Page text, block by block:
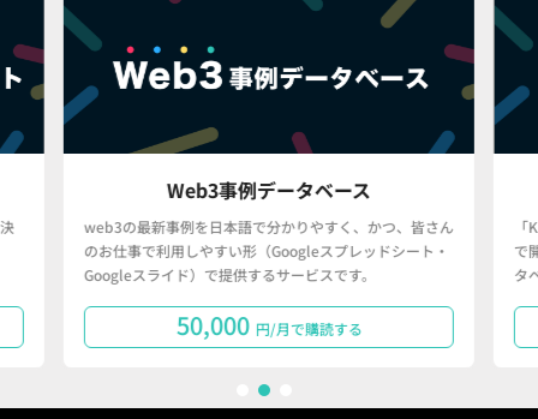
Web3事例データベース
web3の最新事例を日本語で分かりやすく、かつ、皆さん
のお仕事で利用しやすい形（Googleスプレッドシート・
Googleスライド）で提供するサービスです。
50,000 円/月で購読する
で
タ